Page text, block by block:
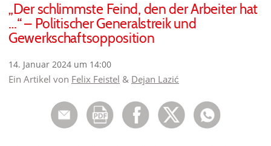
„Der schlimmste Feind, den der Arbeiter hat
…“ – Politischer Generalstreik und
Gewerkschaftsopposition
14. Januar 2024 um 14:00
Ein Artikel von Felix Feistel & Dejan Lazić